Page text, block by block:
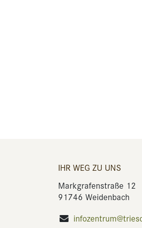
IHR WEG ZU UNS
Markgrafenstraße 12
91746 Weidenbach